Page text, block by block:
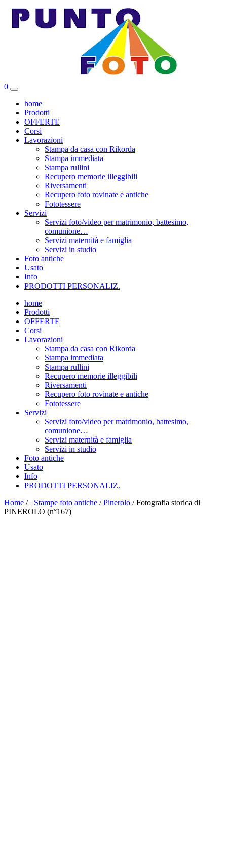
Vai
contenuto
0
home
Prodotti
OFFERTE
Corsi
Lavorazioni
Stampa da casa con Rikorda
Stampa immediata
Stampa rullini
Recupero memorie illeggibili
Riversamenti
Recupero foto rovinate e antiche
Fototessere
Servizi
Servizi foto/video per matrimonio, battesimo,
comunione…
Servizi maternità e famiglia
Servizi in studio
Foto antiche
Usato
Info
PRODOTTI PERSONALIZ.
home
Prodotti
OFFERTE
Corsi
Lavorazioni
Stampa da casa con Rikorda
Stampa immediata
Stampa rullini
Recupero memorie illeggibili
Riversamenti
Recupero foto rovinate e antiche
Fototessere
Servizi
Servizi foto/video per matrimonio, battesimo,
comunione…
Servizi maternità e famiglia
Servizi in studio
Foto antiche
Usato
Info
PRODOTTI PERSONALIZ.
Home / _Stampe foto antiche /Pinerolo / Fotografia storica di
PINEROLO (n°167)